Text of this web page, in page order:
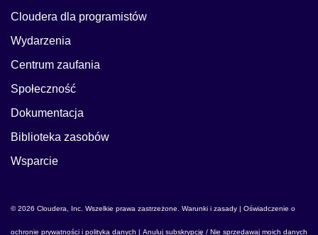
Cloudera dla programistów
Wydarzenia
Centrum zaufania
Społeczność
Dokumentacja
Biblioteka zasobów
Wsparcie
© 2026 Cloudera, Inc. Wszelkie prawa zastrzeżone. Warunki i zasady | Oświadczenie o
ochronie prywatności i polityka danych | Anuluj subskrypcję / Nie sprzedawaj moich danych